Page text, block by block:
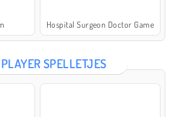
Hospital Surgeon Doctor Game
SPELLETJES